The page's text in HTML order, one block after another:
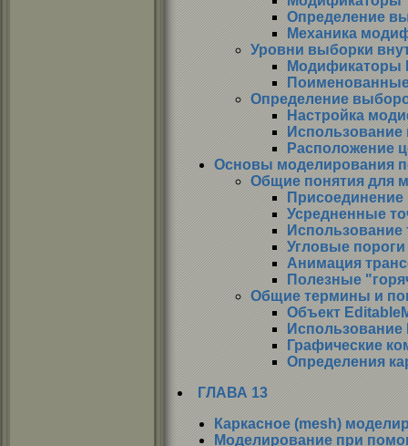
Определение
Механика
Уровни выборки
Модификаторы
Определение
Настройка
Расположение
Основы моделирования
Общие понятия для
Присоединение
Усредненные
Использование
Угловые пороги
Анимация
Полезные
Общие термины и
Объект
Графические
Определения
ГЛАВА 13
Каркасное (mesh)
Моделирование при